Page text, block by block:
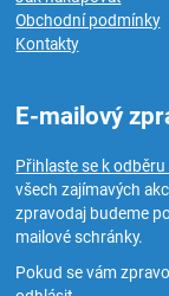
Obchodní podmínky
Kontakty
E-mailový
Přihlaste se k
všech zajímavých
zpravodaj budeme
mailové schránky.
Pokud se vám